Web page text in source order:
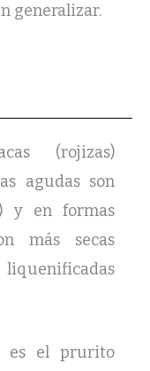
generalizar.
(rojizas)
agudas son
y en formas
más secas
es el prurito